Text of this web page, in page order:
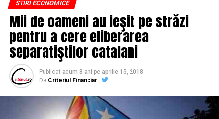
STIRI ECONOMICE
Mii de oameni au ieşit pe străzi
pentru a cere eliberarea
separatiştilor catalani
Publicat acum 8 ani pe aprilie 15, 2018
De Criteriul Financiar